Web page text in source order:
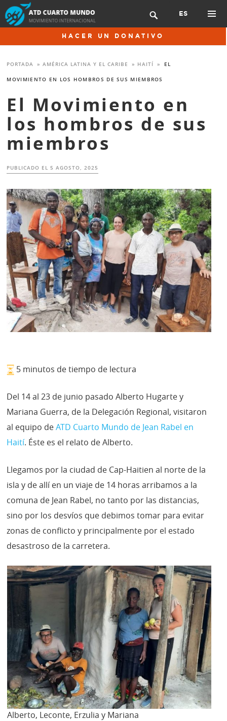
Skip
to
content
 ES
HACER UN DONATIVO
PORTADA »AMÉRICA LATINA Y EL CARIBE » HAITÍ » EL
MOVIMIENTO EN LOS HOMBROS DE SUS MIEMBROS
El Movimiento en
los hombros de sus
miembros
PUBLICADO EL5 AGOSTO, 2025
5 minutos de tiempo de lectura
Del 14 al 23 de junio pasado Alberto Hugarte y
Mariana Guerra, de la Delegación Regional, visitaron
al equipo deATD Cuarto Mundo de Jean Rabel en
Haití. Éste es el relato de Alberto.
Llegamos por la ciudad de Cap-Haitien al norte de la
isla y de allí en un viaje de 14 horas arribamos a la
comuna de Jean Rabel, no tanto por las distancias,
sino por los desvíos que debimos tomar para evitar
zonas de conflicto y principalmente por el estado
desastroso de la carretera.
Alberto, Leconte, Erzulia y Mariana